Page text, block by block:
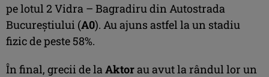
pe lotul 2 Vidra – Bagradiru din Autostrada
Bucureștiului (A0). Au ajuns astfel la un stadiu
fizic de peste 58%.
În final, grecii de la Aktorau avut la rândul lor un